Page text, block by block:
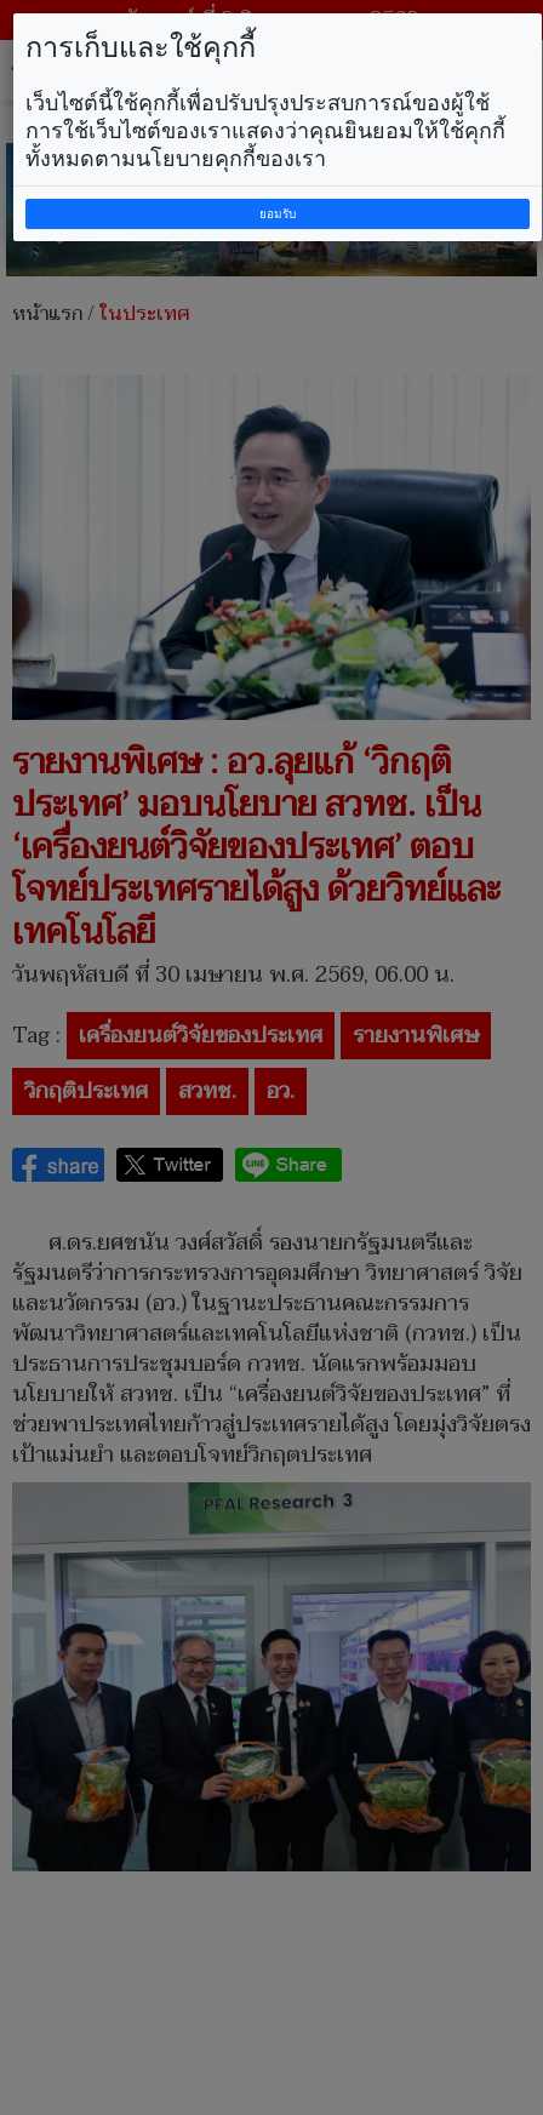
วันเสาร์ ที่ 8 สิงหาคม พ.ศ. 2569
หน้าแรก/ในประเทศ
รายงานพิเศษ : อว.ลุยแก้ ‘วิกฤติ
ประเทศ’ มอบนโยบาย สวทช. เป็น
‘เครื่องยนต์วิจัยของประเทศ’ ตอบ
โจทย์ประเทศรายได้สูง ด้วยวิทย์และ
เทคโนโลยี
วันพฤหัสบดี ที่ 30 เมษายน พ.ศ. 2569, 06.00 น.
Tag : เครื่องยนต์วิจัยของประเทศ
รายงานพิเศษ
วิกฤติประเทศ
สวทช. อว.
ศ.ดร.ยศชนัน วงศ์สวัสดิ์ รองนายกรัฐมนตรีและ
รัฐมนตรีว่าการกระทรวงการอุดมศึกษา วิทยาศาสตร์ วิจัย
และนวัตกรรม (อว.) ในฐานะประธานคณะกรรมการ
พัฒนาวิทยาศาสตร์และเทคโนโลยีแห่งชาติ (กวทช.) เป็น
ประธานการประชุมบอร์ด กวทช. นัดแรกพร้อมมอบ
นโยบายให้ สวทช. เป็น “เครื่องยนต์วิจัยของประเทศ” ที่
ช่วยพาประเทศไทยก้าวสู่ประเทศรายได้สูง โดยมุ่งวิจัยตรง
เป้าแม่นยำ และตอบโจทย์วิกฤตประเทศ
การเก็บและใช้คุกกี้
เว็บไซต์นี้ใช้คุกกี้เพื่อปรับปรุงประสบการณ์ของผู้ใช้
การใช้เว็บไซต์ของเราแสดงว่าคุณยินยอมให้ใช้คุกกี้
ทั้งหมดตามนโยบายคุกกี้ของเรา
ยอมรับ